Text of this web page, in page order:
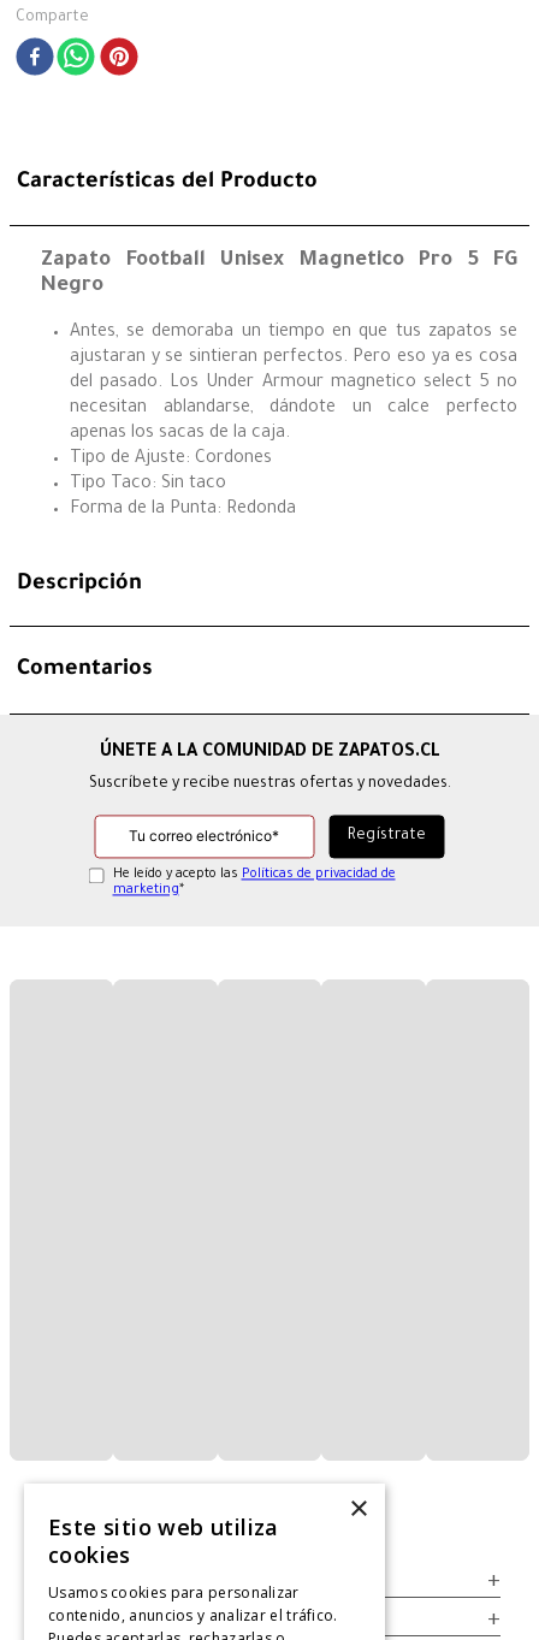
Comparte
Características del Producto
Zapato Football Unisex Magnetico Pro 5 FG
Negro
Antes, se demoraba un tiempo en que tus zapatos se
ajustaran y se sintieran perfectos. Pero eso ya es cosa
del pasado. Los Under Armour magnetico select 5 no
necesitan ablandarse, dándote un calce perfecto
apenas los sacas de la caja.
Tipo de Ajuste: Cordones
Tipo Taco: Sin taco
Forma de la Punta: Redonda
Descripción
Comentarios
Suscríbete y recibe nuestras ofertas y novedades.
He leído y acepto las Políticas de privacidad de
marketing*
+
Legal +
×
Este sitio web utiliza
cookies
Usamos cookies para personalizar
contenido, anuncios y analizar el tráfico.